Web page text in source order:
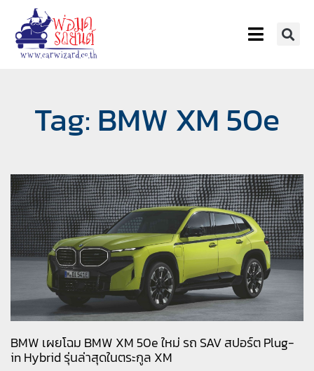
Tag: BMW XM 50e
BMW เผยโฉม BMW XM 50e ใหม่ รถ SAV สปอร์ต Plug-
in Hybrid รุ่นล่าสุดในตระกูล XM